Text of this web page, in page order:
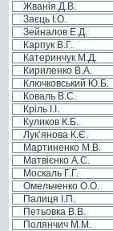
Жванія Д.В.
Заєць І.О.
Зейналов Е.Д.
Карпук В.Г.
Катеринчук М.Д.
Кириленко В.А.
Ключковський Ю.Б.
Коваль В.С.
Кріль І.І.
Куликов К.Б.
Лук’янова К.Є.
Мартиненко М.В.
Матвієнко А.С.
Москаль Г.Г.
Омельченко О.О.
Палиця І.П.
Петьовка В.В.
Полянчич М.М.